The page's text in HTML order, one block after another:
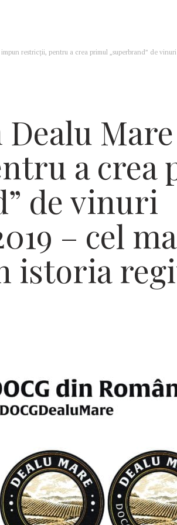
restricții, pentru a crea primul „superbrand” de
a crea
de vinuri
– cel
istoria